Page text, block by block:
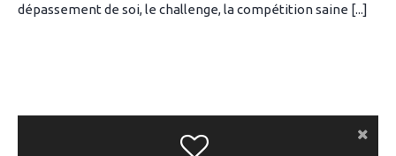
dépassement de soi, le challenge, la compétition saine [...]